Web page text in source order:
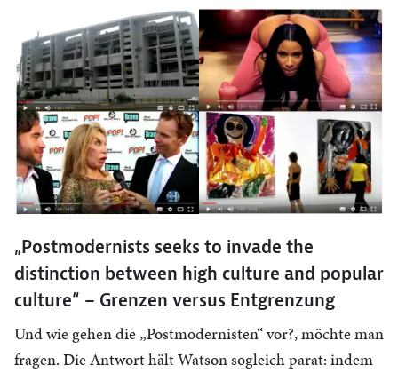
„Postmodernists seeks to invade the
distinction between high culture and popular
culture“ – Grenzen versus Entgrenzung
Und wie gehen die „Postmodernisten“ vor?, möchte man
fragen. Die Antwort hält Watson sogleich parat: indem